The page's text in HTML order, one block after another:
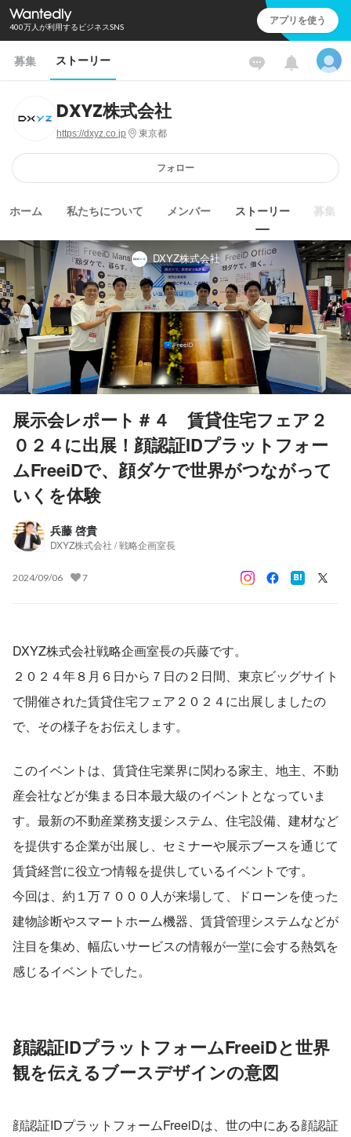
400万人が利用するビジネスSNS アプリを使う
募集 ストーリー
DXYZ株式会社
https://dxyz.co.jp 東京都
フォロー
ホーム 私たちについて メンバー ストーリー 募集
DXYZ株式会社
展示会レポート＃４ 賃貸住宅フェア２
０２４に出展！顔認証IDプラットフォー
ムFreeiDで、顔ダケで世界がつながって
いくを体験
兵藤 啓貴
DXYZ株式会社 / 戦略企画室長
2024/09/06 7
DXYZ株式会社戦略企画室長の兵藤です。
２０２４年８月６日から７日の２日間、東京ビッグサイト
で開催された賃貸住宅フェア２０２４に出展しましたの
で、その様子をお伝えします。
このイベントは、賃貸住宅業界に関わる家主、地主、不動
産会社などが集まる日本最大級のイベントとなっていま
す。最新の不動産業務支援システム、住宅設備、建材など
を提供する企業が出展し、セミナーや展示ブースを通じて
賃貸経営に役立つ情報を提供しているイベントです。
今回は、約１万７０００人が来場して、ドローンを使った
建物診断やスマートホーム機器、賃貸管理システムなどが
注目を集め、幅広いサービスの情報が一堂に会する熱気を
感じるイベントでした。
顔認証IDプラットフォームFreeiDと世界
観を伝えるブースデザインの意図
顔認証IDプラットフォームFreeiDは、世の中にある顔認証